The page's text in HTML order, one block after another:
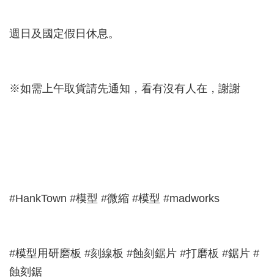
週日及國定假日休息。
※如需上午取貨請先通知，看有沒有人在，謝謝
#HankTown #模型 #微縮 #模型 #madworks
#模型用研磨板 #刻線板 #蝕刻鋸片 #打磨板 #鋸片 #
蝕刻鋸